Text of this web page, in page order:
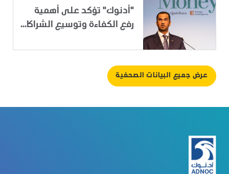
"أدنوك" تؤكد على أهمية
رفع الكفاءة وتوسيع الشراكا...
عرض جميع البيانات الصحفية